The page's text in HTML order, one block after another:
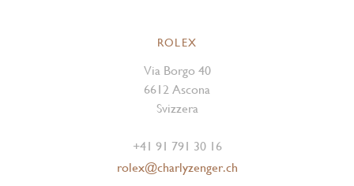
ROLEX
Via Borgo 40
6612 Ascona
Svizzera
+41 91 791 30 16
rolex@charlyzenger.ch